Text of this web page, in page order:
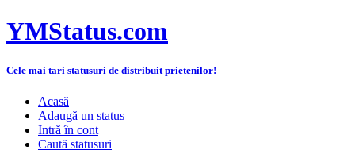
YMStatus.com
Cele mai tari statusuri de distribuit prietenilor!
Acasă
Adaugă un status
Intră în cont
Caută statusuri